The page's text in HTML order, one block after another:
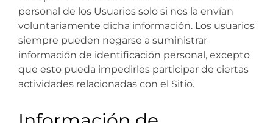
personal de los Usuarios solo si nos la envían
voluntariamente dicha información. Los usuarios
siempre pueden negarse a suministrar
información de identificación personal, excepto
que esto pueda impedirles participar de ciertas
actividades relacionadas con el Sitio.